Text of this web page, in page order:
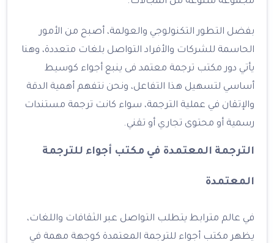
بفضل التطور التكنولوجي والعولمة، أصبح من الأمور
الحاسمة للشركات والأفراد التواصل بلغات متعددة، وهنا
يأتي دور مكتب ترجمة معتمد فى ينبع أجواء كوسيط
أساسي لتسهيل هذا التفاعل، ونحن نتفهم أهمية الدقة
والإتقان في عملية الترجمة، سواء كانت ترجمة مستندات
رسمية أو محتوى تجاري أو تقني.
الترجمة المعتمدة في مكتب أجواء للترجمة
المعتمدة
في عالم مترابط يتطلب التواصل عبر الثقافات واللغات،
يظهر مكتب أجواء للترجمة المعتمدة كوجهة مهمة في